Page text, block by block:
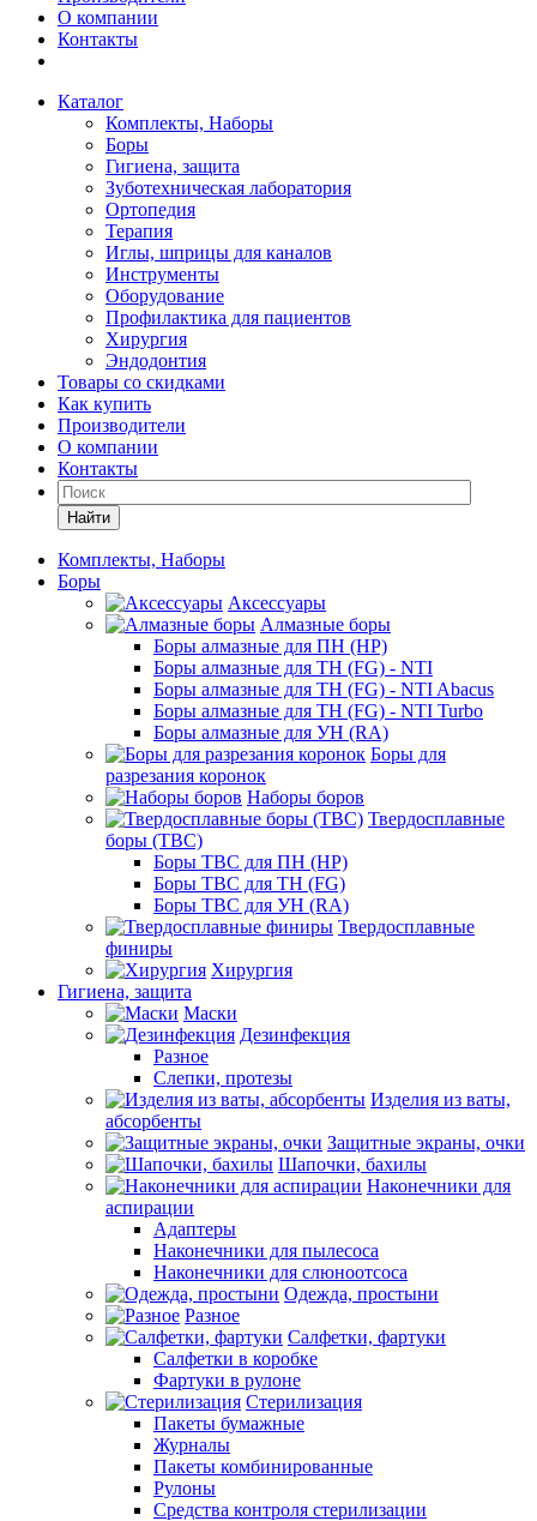
О компании
Контакты
Каталог
Комплекты, Наборы
Боры
Гигиена, защита
Зуботехническая лаборатория
Ортопедия
Терапия
Иглы, шприцы для каналов
Инструменты
Оборудование
Профилактика для пациентов
Хирургия
Эндодонтия
Товары со скидками
Как купить
Производители
О компании
Контакты
Найти
Комплекты, Наборы
Боры
Аксессуары
Алмазные боры
Боры алмазные для ПН (HP)
Боры алмазные для ТН (FG) - NTI
Боры алмазные для ТН (FG) - NTI Abacus
Боры алмазные для ТН (FG) - NTI Turbo
Боры алмазные для УН (RA)
Боры для
разрезания коронок
Наборы боров
Твердосплавные
боры (ТВС)
Боры ТВС для ПН (HP)
Боры ТВС для ТН (FG)
Боры ТВС для УН (RA)
Твердосплавные
финиры
Хирургия
Гигиена, защита
Маски
Дезинфекция
Разное
Слепки, протезы
Изделия из ваты,
абсорбенты
Защитные экраны, очки
Шапочки, бахилы
Наконечники для
аспирации
Адаптеры
Наконечники для пылесоса
Наконечники для слюноотсоса
Одежда, простыни
Разное
Салфетки, фартуки
Салфетки в коробке
Фартуки в рулоне
Стерилизация
Пакеты бумажные
Журналы
Пакеты комбинированные
Рулоны
Средства контроля стерилизации